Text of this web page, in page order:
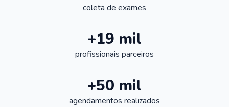
coleta de exames
+19 mil
profissionais parceiros
+50 mil
agendamentos realizados